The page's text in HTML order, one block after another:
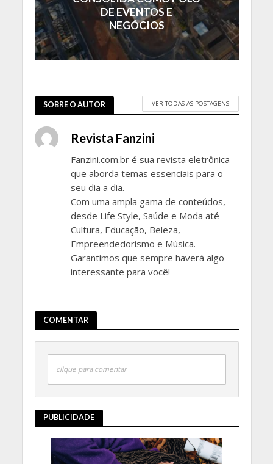
DE EVENTOS E
NEGÓCIOS
SOBRE O AUTOR VER TODAS AS POSTAGENS
Revista Fanzini
Fanzini.com.br é sua revista eletrônica
que aborda temas essenciais para o
seu dia a dia.
Com uma ampla gama de conteúdos,
desde Life Style, Saúde e Moda até
Cultura, Educação, Beleza,
Empreendedorismo e Música.
Garantimos que sempre haverá algo
interessante para você!
COMENTAR
clique para comentar
PUBLICIDADE